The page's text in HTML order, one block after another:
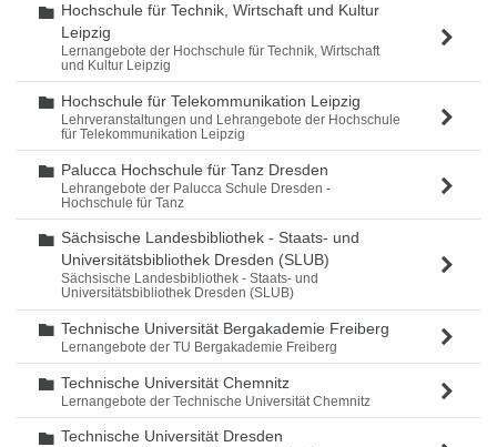
Ordner
Hochschule für Technik, Wirtschaft und Kultur
Leipzig
Lernangebote der Hochschule für Technik, Wirtschaft
und Kultur Leipzig
Ordner
Hochschule für Telekommunikation Leipzig
Lehrveranstaltungen und Lehrangebote der Hochschule
für Telekommunikation Leipzig
Ordner
Palucca Hochschule für Tanz Dresden
Lehrangebote der Palucca Schule Dresden -
Hochschule für Tanz
Ordner
Sächsische Landesbibliothek - Staats- und
Universitätsbibliothek Dresden (SLUB)
Sächsische Landesbibliothek - Staats- und
Universitätsbibliothek Dresden (SLUB)
Ordner
Technische Universität Bergakademie Freiberg
Lernangebote der TU Bergakademie Freiberg
Ordner
Technische Universität Chemnitz
Lernangebote der Technische Universität Chemnitz
Ordner
Technische Universität Dresden